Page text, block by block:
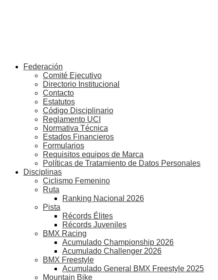
Federación
Comité Ejecutivo
Directorio Institucional
Contacto
Estatutos
Código Disciplinario
Reglamento UCI
Normativa Técnica
Estados Financieros
Formularios
Requisitos equipos de Marca
Políticas de Tratamiento de Datos Personales
Disciplinas
Ciclismo Femenino
Ruta
Ranking Nacional 2026
Pista
Récords Élites
Récords Juveniles
BMX Racing
Acumulado Championship 2026
Acumulado Challenger 2026
BMX Freestyle
Acumulado General BMX Freestyle 2025
Mountain Bike